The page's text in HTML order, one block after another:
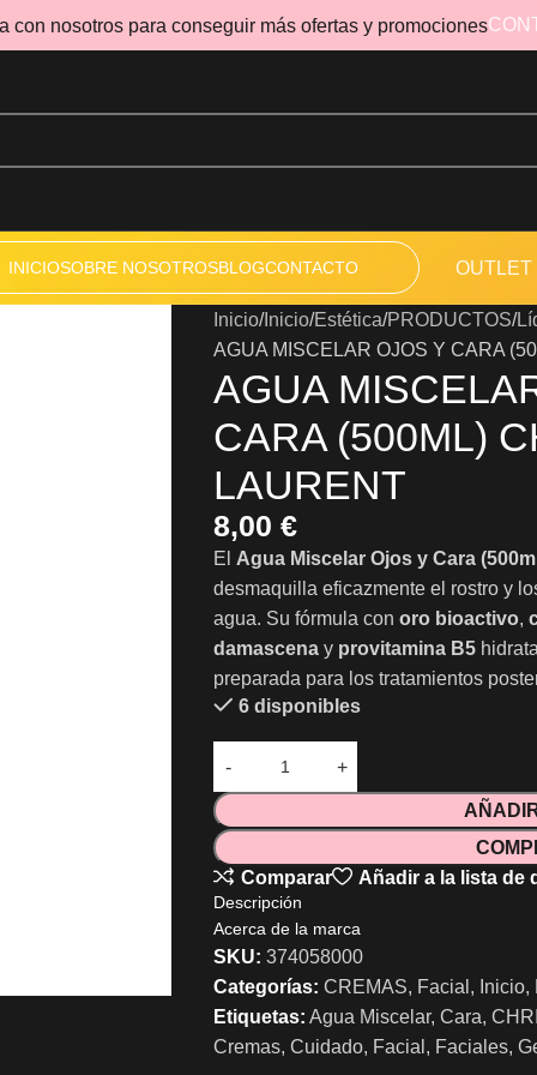
con nosotros para conseguir más ofertas y promociones
INICIOSOBRE NOSOTROSBLOGCONTACTO OUTLET
Inicio Inicio Estética PRODUCTOS
AGUA MISCELAR OJOS Y CARA
AGUA
CARA (500ML)
LAURENT
8,00 €
El Agua Miscelar Ojos y Cara
desmaquilla eficazmente el rostro y
agua. Su fórmula con oro bioactivo,
damascena y provitamina B5
preparada para los tratamientos
6 disponibles
Comparar
Añadir a la lista de
Descripción
Acerca de la marca
SKU: 374058000
Categorías: CREMAS, Facial , Inicio,
Etiquetas: Agua Miscelar, Cara,
Cremas, Cuidado, Facial , Faciales,